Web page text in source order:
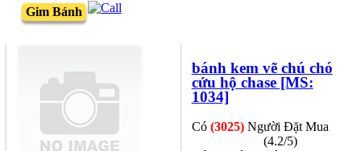
Gim Bánh
bánh kem vẽ chú chó
cứu hộ chase [MS:
1034]
Có (3025)Người Đặt Mua
(4.2/5)